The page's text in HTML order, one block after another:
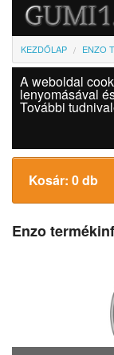
Gumi
Felni
Bejelentkezés
KEZDŐLAP ENZO
A weboldal
lenyomásával
További
Kosár: 0 db
Enzo